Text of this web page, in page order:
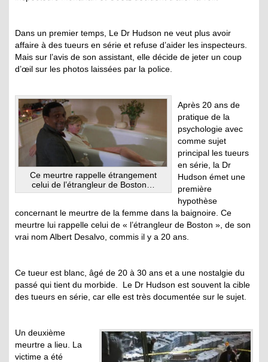
Dans un premier temps, Le Dr Hudson ne veut plus avoir
affaire à des tueurs en série et refuse d’aider les inspecteurs.
Mais sur l’avis de son assistant, elle décide de jeter un coup
d’œil sur les photos laissées par la police.
Ce meurtre rappelle étrangement
celui de l’étrangleur de Boston…
Après 20 ans de
pratique de la
psychologie avec
comme sujet
principal les tueurs
en série, la Dr
Hudson émet une
première
hypothèse
concernant le meurtre de la femme dans la baignoire. Ce
meurtre lui rappelle celui de « l’étrangleur de Boston », de son
vrai nom Albert Desalvo, commis il y a 20 ans.
Ce tueur est blanc, âgé de 20 à 30 ans et a une nostalgie du
passé qui tient du morbide. Le Dr Hudson est souvent la cible
des tueurs en série, car elle est très documentée sur le sujet.
Un deuxième
meurtre a lieu. La
victime a été